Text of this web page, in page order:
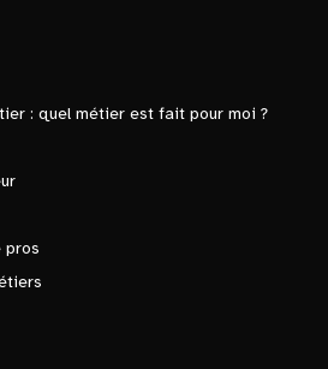
: quel métier est fait pour moi ?
pros